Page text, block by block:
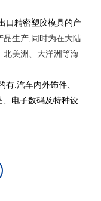
口精密塑胶模具的产
品生产,同时为在大陆
北美洲、大洋洲等海
有:汽车内外饰件、
、电子数码及特种设